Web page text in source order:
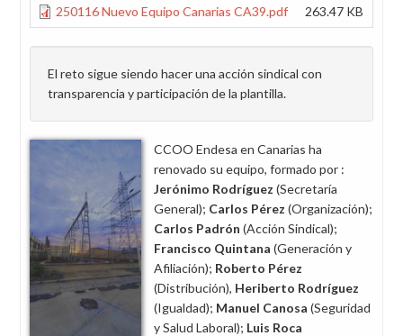
250116 Nuevo Equipo Canarias CA39.pdf 263.47 KB
El reto sigue siendo hacer una acción sindical con
transparencia y participación de la plantilla.
CCOO Endesa en Canarias ha
renovado su equipo, formado por :
Jerónimo Rodríguez (Secretaría
General); Carlos Pérez (Organización);
Carlos Padrón (Acción Sindical);
Francisco Quintana (Generación y
Afiliación); Roberto Pérez
(Distribución), Heriberto Rodríguez
(Igualdad); Manuel Canosa (Seguridad
y Salud Laboral); Luis Roca